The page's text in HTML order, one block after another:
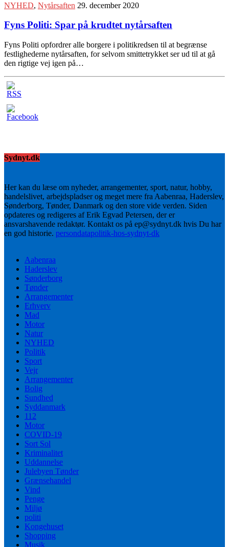
NYHED, Nytårsaften 29. december 2020
Fyns Politi: Spar på krudtet nytårsaften
Fyns Politi opfordrer alle borgere i politikredsen til at begrænse
festlighederne nytårsaften, for selvom smittetrykket ser ud til at gå
den rigtige vej igen på…
Sydnyt.dk
Her kan du læse om nyheder, arrangementer, sport, natur, hobby,
handelslivet, arbejdspladser og meget mere fra Aabenraa, Haderslev,
Sønderborg, Tønder, Danmark og den store vide verden. Siden
opdateres og redigeres af Erik Egvad Petersen, der er
ansvarshavende redaktør. Kontakt os på ep@sydnyt.dk hvis Du har
en god historie. persondatapolitik-hos-sydnyt-dk
Aabenraa
Haderslev
Sønderborg
Tønder
Arrangementer
Erhverv
Mad
Motor
Natur
NYHED
Politik
Sport
Vejr
Arrangementer
Bolig
Sundhed
Syddanmark
112
Motor
COVID-19
Sort Sol
Kriminalitet
Uddannelse
Julebyen Tønder
Grænsehandel
Vind
Penge
Miljø
politi
Kongehuset
Shopping
Musik